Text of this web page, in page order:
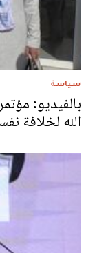
سياسة
بالفيديو:
الله لخلافة